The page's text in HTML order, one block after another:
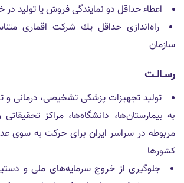
اعطاء حداقل دو نمايندگى فروش يا توليد در
راه‌اندازى حداقل يك شركت اقمارى
سازمان
رسـالـت
توليد تجهيزات پزشكى تشخيصى، درمانى و
به بيمارستان‌ها، دانشگاه‌ها، مراكز
مربوطه در سراسر ايران براى حركت به سوى
كشورها
جلوگيرى از خروج سرمايه‌هاى ملى و